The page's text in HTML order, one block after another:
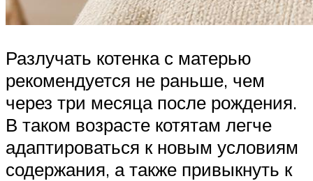
Разлучать котенка с матерью
рекомендуется не раньше, чем
через три месяца после рождения.
В таком возрасте котятам легче
адаптироваться к новым условиям
содержания, а также привыкнуть к